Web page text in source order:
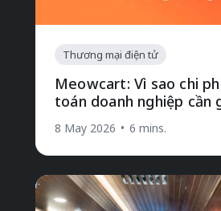
Thương mại điện tử
Meowcart: Vì sao chi
toán doanh nghiệp cần
8 May 2026 • 6 mins.